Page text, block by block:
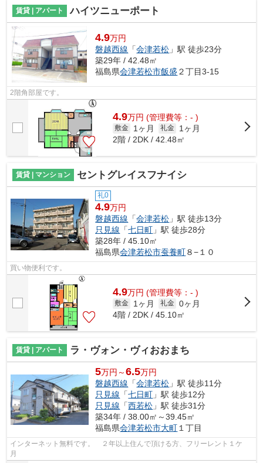
賃貸 | アパート ハイツニューポート
4.9万円
磐越西線 「会津若松 」駅 徒歩23分
築29年 / 42.48㎡
福島県会津若松市飯盛 ２丁目3-15
2階角部屋です。
4.9万円 (管理費等：- )
敷金 1ヶ月 礼金
1ヶ月
2階 / 2DK / 42.48㎡
賃貸 | マンション セントグレイスフナイシ
礼0
4.9万円
磐越西線 「会津若松 」駅 徒歩13分
只見線 「七日町 」駅 徒歩28分
築28年 / 45.10㎡
福島県会津若松市蚕養町８−１０
買い物便利です。
4.9万円 (管理費等：- )
敷金 1ヶ月 礼金 0ヶ月
4階 / 2DK / 45.10㎡
賃貸 | アパート ラ・ヴォン・ヴィおおまち
5万円～6.5万円
磐越西線 「会津若松 」駅 徒歩11分
只見線 「七日町 」駅 徒歩12分
只見線 「西若松 」駅 徒歩31分
築34年 / 38.00㎡～39.45㎡
福島県会津若松市大町 １丁目
インターネット無料です。 ２年以上住んで頂ける方、フリーレント１ケ
月